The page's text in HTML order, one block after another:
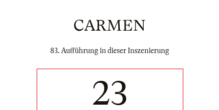
CARMEN
83. Aufführung in dieser Inszenierung
23